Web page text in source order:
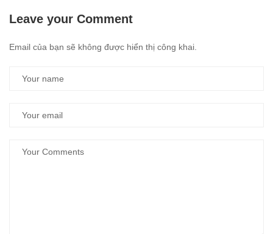
Leave your Comment
Email của bạn sẽ không được hiển thị công khai.